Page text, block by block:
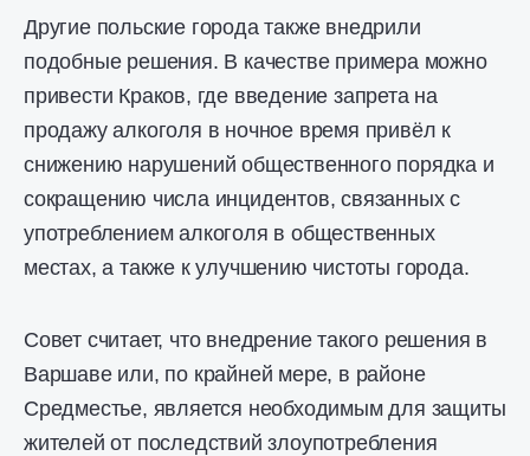
Другие польские города также внедрили
подобные решения. В качестве примера можно
привести Краков, где введение запрета на
продажу алкоголя в ночное время привёл к
снижению нарушений общественного порядка и
сокращению числа инцидентов, связанных с
употреблением алкоголя в общественных
местах, а также к улучшению чистоты города.
Совет считает, что внедрение такого решения в
Варшаве или, по крайней мере, в районе
Средместье, является необходимым для защиты
жителей от последствий злоупотребления